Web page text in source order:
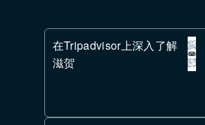
在Tripadvisor上深入了解
滋贺